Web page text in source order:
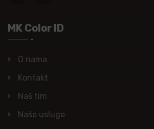
MK Color ID
O nama
Kontakt
Naš tim
Naše usluge